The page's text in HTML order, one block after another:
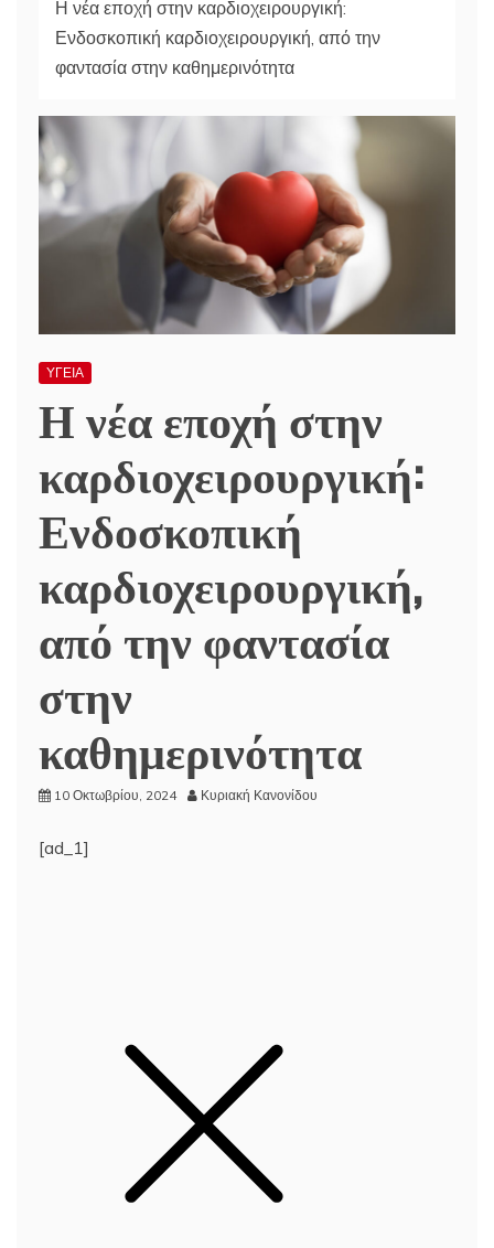
Η νέα εποχή στην καρδιοχειρουργική:
Ενδοσκοπική καρδιοχειρουργική, από την
φαντασία στην καθημερινότητα
ΥΓΕΙΑ
Η νέα εποχή στην
καρδιοχειρουργική:
Ενδοσκοπική
καρδιοχειρουργική,
από την φαντασία
στην
καθημερινότητα
10 Οκτωβρίου, 2024 Κυριακή Κανονίδου
[ad_1]